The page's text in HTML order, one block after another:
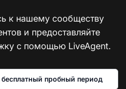
к нашему сообществу
и предоставляйте
с помощью LiveAgent.
пробный период